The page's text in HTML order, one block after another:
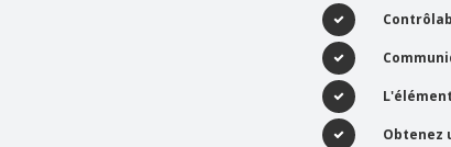
Obtenez